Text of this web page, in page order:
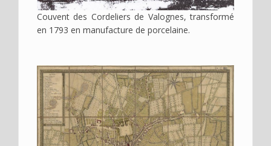
Couvent des Cordeliers de Valognes, transformé
en 1793 en manufacture de porcelaine.
Image